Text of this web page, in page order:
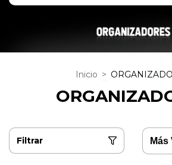
Inicio >
Filtrar